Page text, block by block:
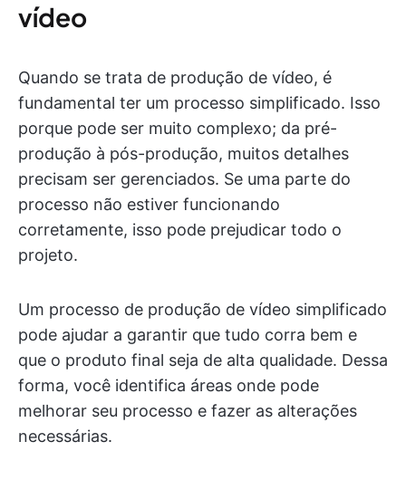
vídeo
Quando se trata de produção de vídeo, é
fundamental ter um processo simplificado. Isso
porque pode ser muito complexo; da pré-
produção à pós-produção, muitos detalhes
precisam ser gerenciados. Se uma parte do
processo não estiver funcionando
corretamente, isso pode prejudicar todo o
projeto.
Um processo de produção de vídeo simplificado
pode ajudar a garantir que tudo corra bem e
que o produto final seja de alta qualidade. Dessa
forma, você identifica áreas onde pode
melhorar seu processo e fazer as alterações
necessárias.